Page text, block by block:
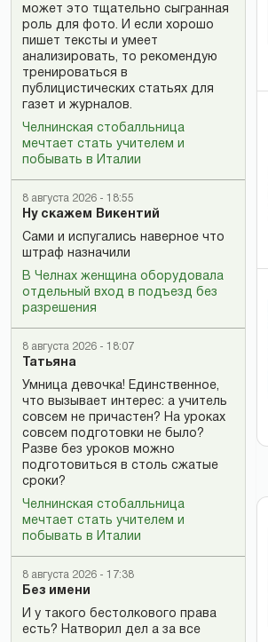
может это тщательно сыгранная
роль для фото. И если хорошо
пишет тексты и умеет
анализировать, то рекомендую
тренироваться в
публицистических статьях для
газет и журналов.
Челнинская стобалльница
мечтает стать учителем и
побывать в Италии
8 августа 2026 - 18:55
Ну скажем Викентий
Сами и испугались наверное что
штраф назначили
В Челнах женщина оборудовала
отдельный вход в подъезд без
разрешения
8 августа 2026 - 18:07
Татьяна
Умница девочка! Единственное,
что вызывает интерес: а учитель
совсем не причастен? На уроках
совсем подготовки не было?
Разве без уроков можно
подготовиться в столь сжатые
сроки?
Челнинская стобалльница
мечтает стать учителем и
побывать в Италии
8 августа 2026 - 17:38
Без имени
И у такого бестолкового права
есть? Натворил дел а за все